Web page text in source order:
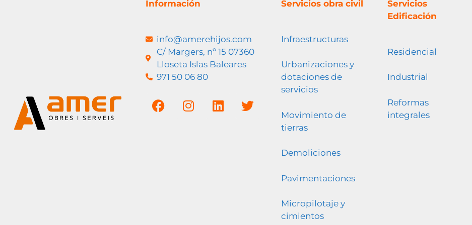
Información
info@amerehijos.com
C/ Margers, nº 15 07360
Lloseta Islas Baleares
971 50 06 80
Servicios obra civil
Infraestructuras
Urbanizaciones y
dotaciones de
servicios
Movimiento de
tierras
Demoliciones
Pavimentaciones
Micropilotaje y
cimientos
Servicios
Edificación
Residencial
Industrial
Reformas
integrales